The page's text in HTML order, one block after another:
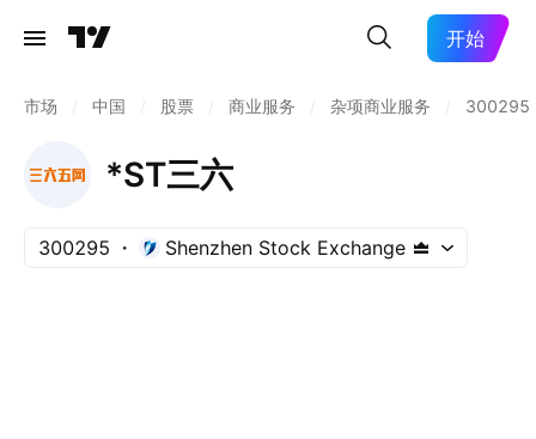
开始
市场 中国 股票 商业服务 杂项商业服务 300295
*ST三六
300295 Shenzhen Stock Exchange